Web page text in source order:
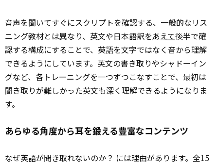
音声を聞いてすぐにスクリプトを確認する、一般的なリス
ニング教材とは異なり、英文や日本語訳をあえて後半で確
認する構成にすることで、英語を文字ではなく音から理解
できるようにしています。英文の書き取りやシャドーイン
グなど、各トレーニングを一つずつこなすことで、最初は
聞き取りが難しかった英文も深く理解できるようになりま
す。
あらゆる角度から耳を鍛える豊富なコンテンツ
なぜ英語が聞き取れないのか？ には理由があります。全15